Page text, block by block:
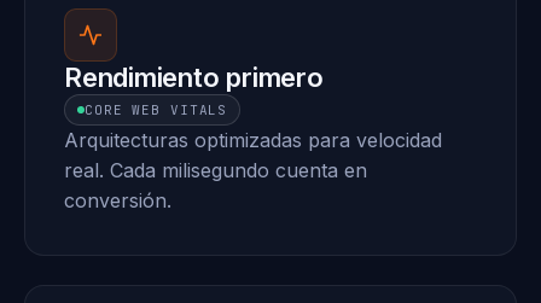
Rendimiento primero
CORE WEB VITALS
Arquitecturas optimizadas para velocidad
real. Cada milisegundo cuenta en
conversión.